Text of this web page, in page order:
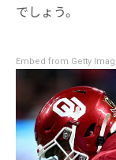
でしょう。
Embed from Getty